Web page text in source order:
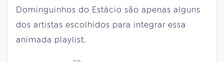
Dominguinhos do Estácio são apenas alguns
dos artistas escolhidos para integrar essa
animada playlist.